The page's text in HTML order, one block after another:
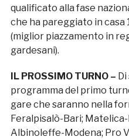
qualificato alla fase
che ha pareggiato in casa
(miglior piazzamento in
gardesani).
IL PROSSIMO TURNO –
programma del primo
gare che saranno nella
Feralpisalò-Bari;
Albinoleffe-Modena; Pro